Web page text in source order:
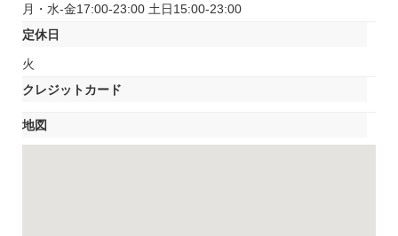
月・水-金17:00-23:00 土日15:00-23:00
定休日
火
クレジットカード
地図